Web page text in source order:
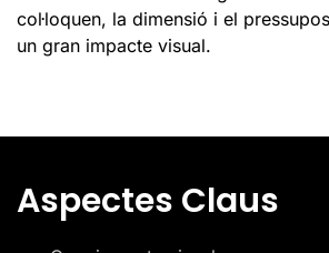
col·loquen, la dimensió i el
un gran impacte visual.
Aspectes Claus